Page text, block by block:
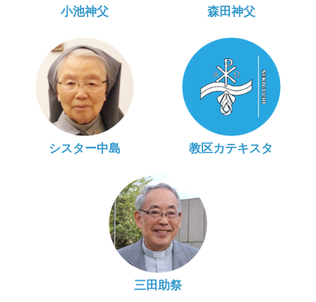
小池神父 森田神父
シスター中島 教区カテキスタ
三田助祭